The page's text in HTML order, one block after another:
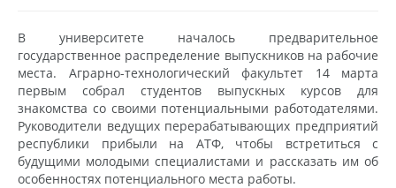
В университете началось предварительное
государственное распределение выпускников на рабочие
места. Аграрно-технологический факультет 14 марта
первым собрал студентов выпускных курсов для
знакомства со своими потенциальными работодателями.
Руководители ведущих перерабатывающих предприятий
республики прибыли на АТФ, чтобы встретиться с
будущими молодыми специалистами и рассказать им об
особенностях потенциального места работы.